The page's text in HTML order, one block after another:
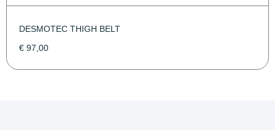
DESMOTEC THIGH BELT
€ 97,00